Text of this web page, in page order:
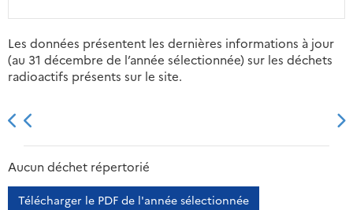
Les données présentent les dernières informations à jour
(au 31 décembre de l’année sélectionnée) sur les déchets
radioactifs présents sur le site.
2013 2014
Aucun déchet répertorié
Télécharger le PDF de l'année sélectionnée